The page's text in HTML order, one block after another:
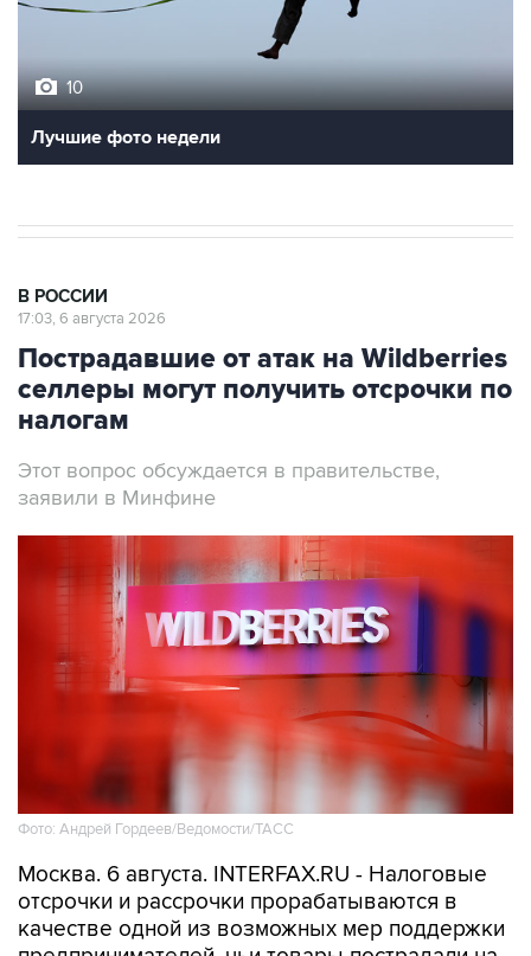
10
Лучшие фото недели
В РОССИИ
17:03, 6 августа 2026
Пострадавшие от атак на Wildberries
селлеры могут получить отсрочки по
налогам
Этот вопрос обсуждается в правительстве,
заявили в Минфине
Фото: Андрей Гордеев/Ведомости/ТАСС
Москва. 6 августа. INTERFAX.RU - Налоговые
отсрочки и рассрочки прорабатываются в
качестве одной из возможных мер поддержки